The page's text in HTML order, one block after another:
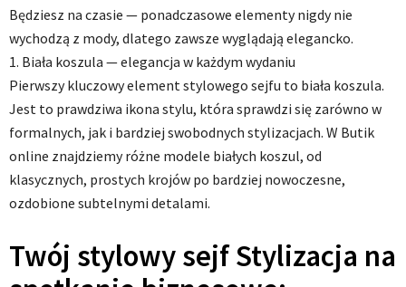
Będziesz na czasie — ponadczasowe elementy nigdy nie
wychodzą z mody, dlatego zawsze wyglądają elegancko.
1. Biała koszula — elegancja w każdym wydaniu
Pierwszy kluczowy element stylowego sejfu to biała koszula.
Jest to prawdziwa ikona stylu, która sprawdzi się zarówno w
formalnych, jak i bardziej swobodnych stylizacjach. W Butik
online znajdziemy różne modele białych koszul, od
klasycznych, prostych krojów po bardziej nowoczesne,
ozdobione subtelnymi detalami.
Twój stylowy sejf Stylizacja na